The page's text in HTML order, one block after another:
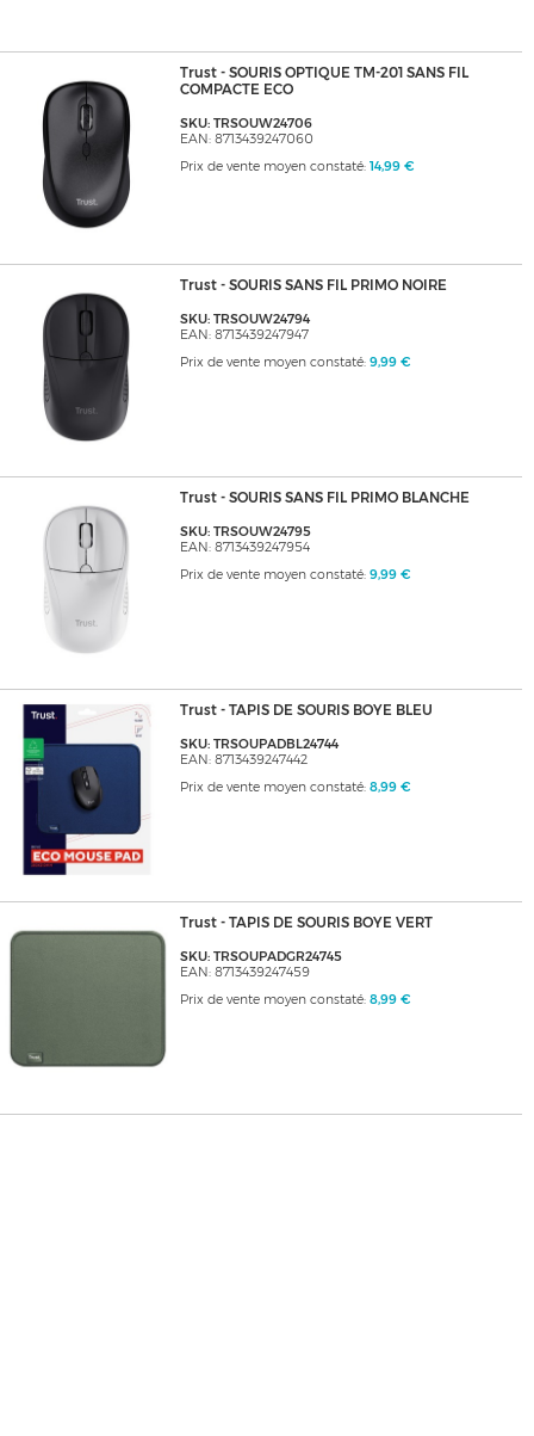
Trust - SOURIS OPTIQUE TM-201 SANS FIL
COMPACTE ECO
SKU: TRSOUW24706
EAN: 8713439247060
Prix de vente moyen constaté: 14,99 €
Trust - SOURIS SANS FIL PRIMO NOIRE
SKU: TRSOUW24794
EAN: 8713439247947
Prix de vente moyen constaté: 9,99 €
Trust - SOURIS SANS FIL PRIMO BLANCHE
SKU: TRSOUW24795
EAN: 8713439247954
Prix de vente moyen constaté: 9,99 €
Trust - TAPIS DE SOURIS BOYE BLEU
SKU: TRSOUPADBL24744
EAN: 8713439247442
Prix de vente moyen constaté: 8,99 €
Trust - TAPIS DE SOURIS BOYE VERT
SKU: TRSOUPADGR24745
EAN: 8713439247459
Prix de vente moyen constaté: 8,99 €